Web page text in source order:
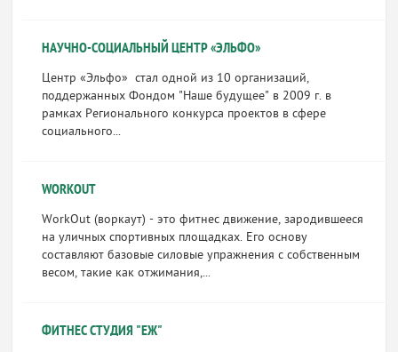
НАУЧНО-СОЦИАЛЬНЫЙ ЦЕНТР «ЭЛЬФО»
Центр «Эльфо» стал одной из 10 организаций,
поддержанных Фондом "Наше будущее" в 2009 г. в
рамках Регионального конкурса проектов в сфере
социального...
WORKOUT
WorkOut (воркаут) - это фитнес движение, зародившееся
на уличных спортивных площадках. Его основу
составляют базовые силовые упражнения с собственным
весом, такие как отжимания,...
ФИТНЕС СТУДИЯ "ЕЖ"